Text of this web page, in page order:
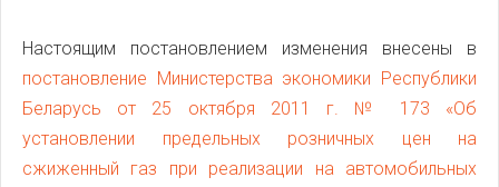
Настоящим постановлением изменения внесены в
постановление Министерства экономики Республики
Беларусь от 25 октября 2011 г. № 173 «Об
установлении предельных розничных цен на
сжиженный газ при реализации на автомобильных